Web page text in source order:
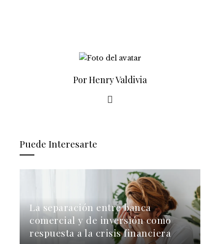
Por Henry Valdivia
Puede Interesarte
La separación entre banca
comercial y de inversión como
respuesta a la crisis financiera